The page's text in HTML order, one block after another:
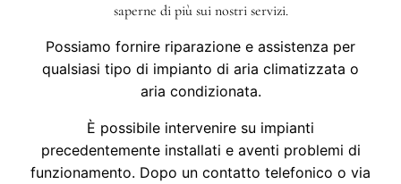
saperne di più sui nostri servizi.
Possiamo fornire riparazione e assistenza per
qualsiasi tipo di impianto di aria climatizzata o
aria condizionata.
È possibile intervenire su impianti
precedentemente installati e aventi problemi di
funzionamento. Dopo un contatto telefonico o via